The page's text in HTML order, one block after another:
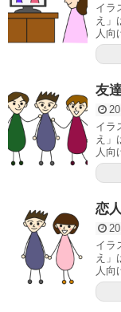
イラ
え」
人向
友
イラ
え」
人向
恋
イラ
え」
人向